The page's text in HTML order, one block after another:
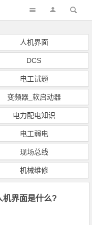
人机界面
DCS
电工试题
变频器_软启动器
电力配电知识
电工弱电
现场总线
机械维修
机界面是什么?